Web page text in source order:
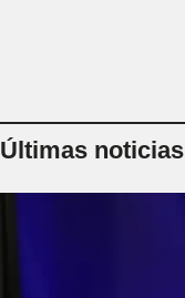
Últimas noticias